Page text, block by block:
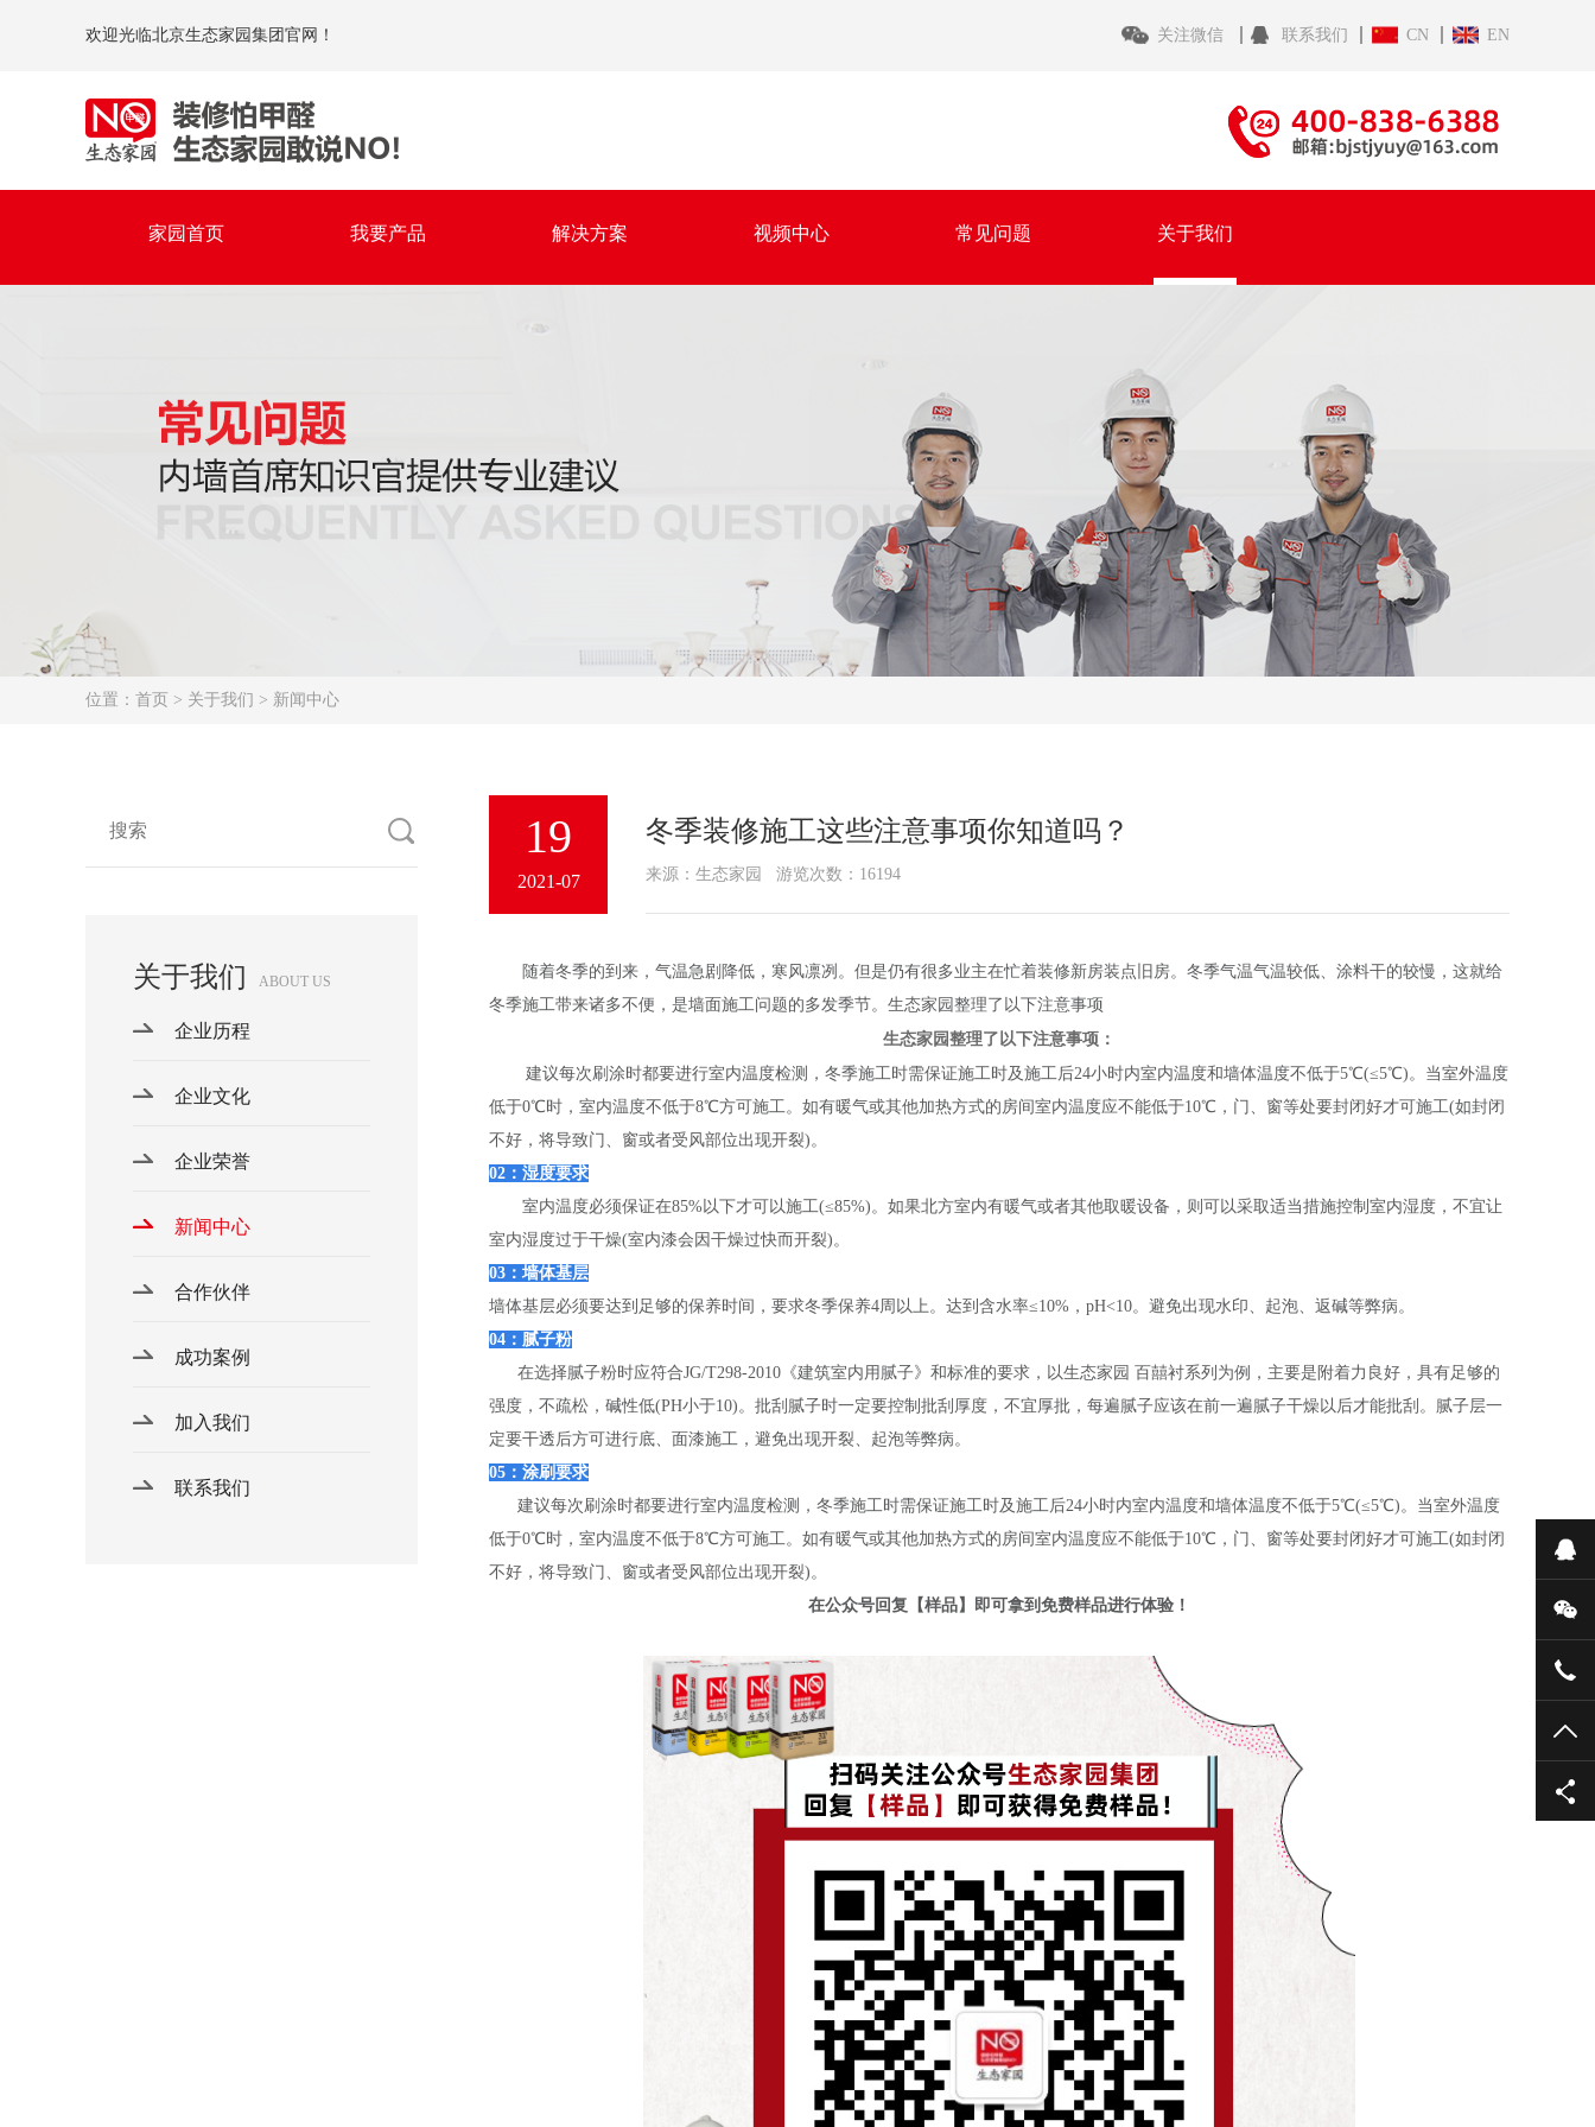
欢迎光临北京生态家园集团官网！ 关注微信 联系我们 CN EN
家园首页 我要产品 解决方案 视频中心 常见问题 关于我们
位置： 首页 > 关于我们 > 新闻中心
关于我们 ABOUT US
企业历程
企业文化
企业荣誉
新闻中心
合作伙伴
成功案例
加入我们
联系我们
19
2021-07
冬季装修施工这些注意事项你知道吗？
来源：生态家园 游览次数：16194
随着冬季的到来，气温急剧降低，寒风凛冽。但是仍有很多业主在忙着装修新房装点旧房。冬季气温气温较低、涂料干的较慢，这就给
冬季施工带来诸多不便，是墙面施工问题的多发季节。生态家园整理了以下注意事项
生态家园整理了以下注意事项 ：
建议每次刷涂时都要进行室内温度检测，冬季施工时需保证施工时及施工后24小时内室内温度和墙体温度不低于5℃(≤5℃)。当室外温度
低于0℃时，室内温度不低于8℃方可施工。如有暖气或其他加热方式的房间室内温度应不能低于10℃，门、窗等处要封闭好才可施工(如封闭
不好，将导致门、窗或者受风部位出现开裂)。
02： 湿度要求
室内温度必须保证在85%以下才可以施工(≤85%)。如果北方室内有暖气或者其他取暖设备，则可以采取适当措施控制室内湿度，不宜让
室内湿度过于干燥(室内漆会因干燥过快而开裂)。
03： 墙体基层
墙体基层必须要达到足够的保养时间，要求冬季保养4周以上。达到含水率≤10%，pH<10。避免出现水印、起泡、返碱等弊病。
04： 腻子粉
在选择腻子粉时应符合JG/T298-2010《建筑室内用腻子》和标准的要求，以生态家园 百囍衬系列为例，主要是附着力良好，具有足够的
强度，不疏松，碱性低(PH小于10)。批刮腻子时一定要控制批刮厚度，不宜厚批，每遍腻子应该在前一遍腻子干燥以后才能批刮。腻子层一
定要干透后方可进行底、面漆施工，避免出现开裂、起泡等弊病。
05： 涂刷要求
建议每次刷涂时都要进行室内温度检测，冬季施工时需保证施工时及施工后24小时内室内温度和墙体温度不低于5℃(≤5℃)。当室外温度
低于0℃时，室内温度不低于8℃方可施工。如有暖气或其他加热方式的房间室内温度应不能低于10℃，门、窗等处要封闭好才可施工(如封闭
不好，将导致门、窗或者受风部位出现开裂)。
在公众号回复【样品】即可拿到免费样品进行体验！
在
微